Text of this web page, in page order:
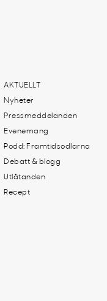
AKTUELLT
Nyheter
Pressmeddelanden
Evenemang
Podd: Framtidsodlarna
Debatt & blogg
Utlåtanden
Recept